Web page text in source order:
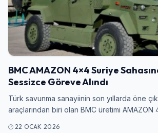
BMC AMAZON 4×4 Suriye
Sessizce Göreve Alındı
Türk savunma sanayiinin son yıllarda öne
araçlarından biri olan BMC üretimi AMAZON
22 OCAK 2026
Şifre
Beni Hatırla
Giriş Yap